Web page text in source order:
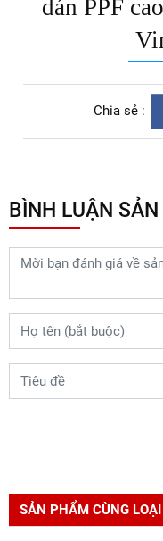
được tư vấn
dán PPF
Chia sẻ :